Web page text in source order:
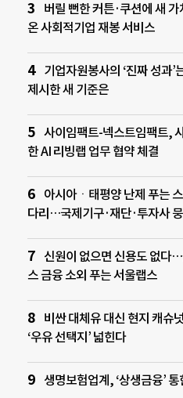
버릴 뻔한 커튼·쿠션에 새
온 사회적기업 재봉 서비스
기업자원봉사의 ‘진짜 성과
제시한 새 기준은
사이임팩트-넥스트임팩트,
한 AI 리빙랩 업무 협약 체결
아시아ㆍ태평양 난제 푸는
다리…국제기구·재단·투자사
신원이 없으면 신용도 없다
스 금융 소외 푸는 서울랩스
비싼 대체유 대신 현지 캐슈
‘우유 선택지’ 넓힌다
생명보험업계, ‘상생금융’